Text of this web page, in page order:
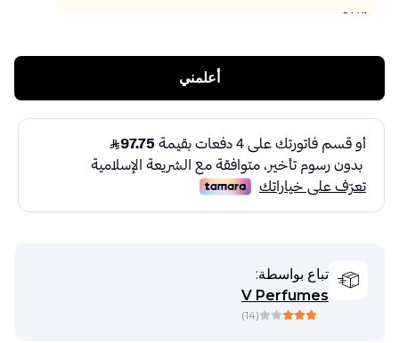
أعلمني
تباع بواسطة:
V Perfumes
(
14
)